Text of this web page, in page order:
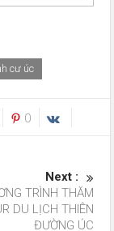
cư úc
0
Next :
TRÌNH THĂM
DU LỊCH THIÊN
ĐƯỜNG ÚC